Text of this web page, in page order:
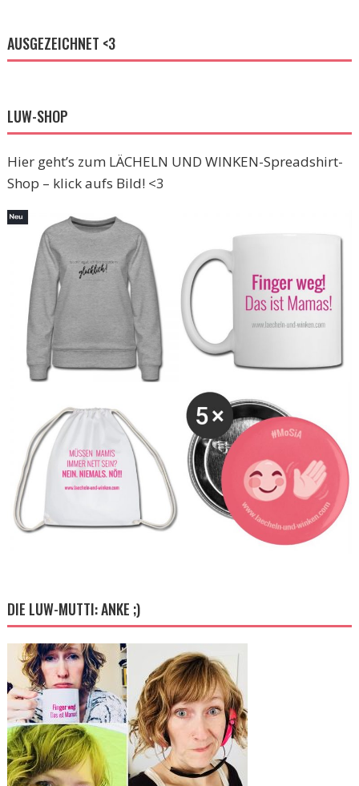
AUSGEZEICHNET <3
LUW-SHOP
Hier geht’s zum LÄCHELN UND WINKEN-Spreadshirt-
Shop – klick aufs Bild! <3
DIE LUW-MUTTI: ANKE ;)